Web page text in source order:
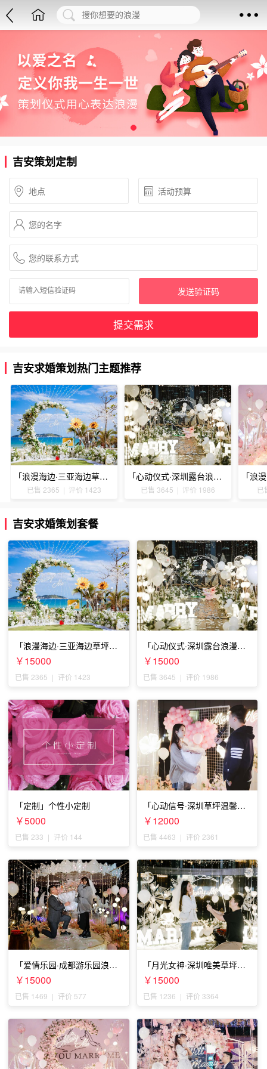
吉安策划定制
发送验证码
提交需求
吉安求婚策划热门主题推荐
「浪漫海边·三亚海边草坪浪漫求婚」
已售 2365 | 评价 1423
「心动仪式·深圳露台浪漫求婚」
已售 3645 | 评价 1986 已
吉安求婚策划套餐
「浪漫海边·三亚海边草坪浪
漫求婚」
￥15000
已售 2365 | 评价 1423
「心动仪式·深圳露台浪漫求
婚」
￥15000
已售 3645 | 评价 1986
「定制」个性小定制
￥5000
已售 233 | 评价 144
「心动信号·深圳草坪温馨求
婚」
￥12000
已售 4463 | 评价 2361
「爱情乐园·成都游乐园浪漫
求婚」
￥15000
已售 1469 | 评价 577
「月光女神·深圳唯美草坪浪
漫求婚」
￥15000
已售 1236 | 评价 3364